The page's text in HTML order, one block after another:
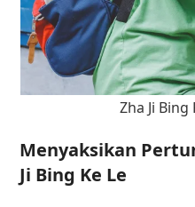
Zha Ji
Menyaksikan
Ji Bing Ke Le